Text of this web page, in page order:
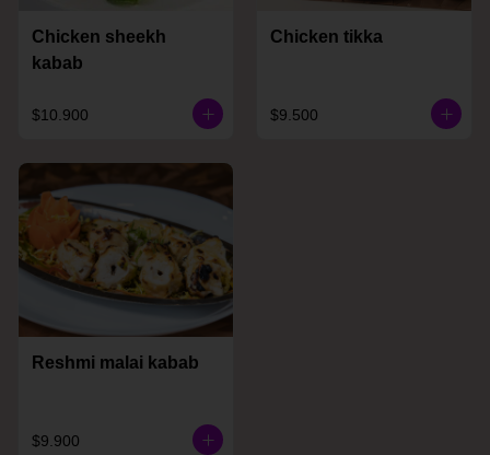
Chicken sheekh
kabab
$10.900
Chicken tikka
$9.500
Reshmi malai kabab
$9.900